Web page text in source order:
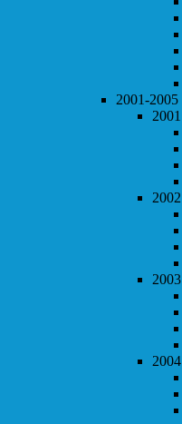
2001-2005
2001
2002
2003
2004